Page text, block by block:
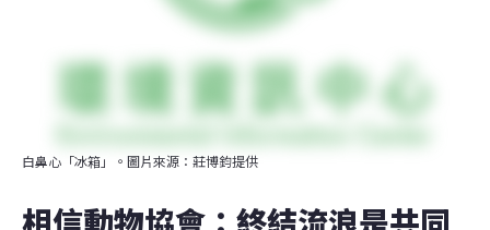
白鼻心「冰箱」。圖片來源：莊博鈞提供